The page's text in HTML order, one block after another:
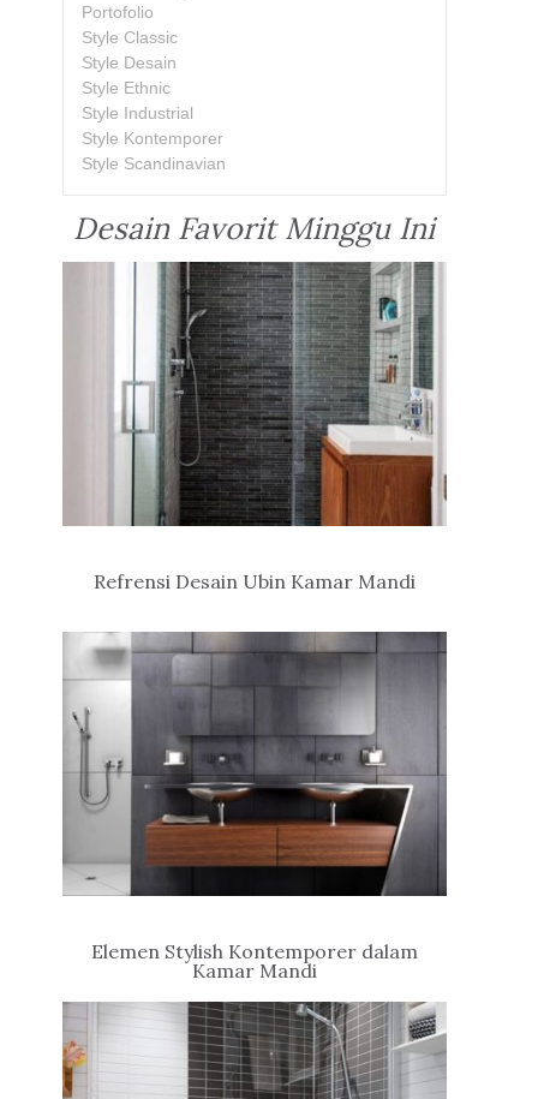
Portofolio
Style Classic
Style Desain
Style Ethnic
Style Industrial
Style Kontemporer
Style Scandinavian
Desain Favorit Minggu Ini
Refrensi Desain Ubin Kamar Mandi
Elemen Stylish Kontemporer dalam
Kamar Mandi